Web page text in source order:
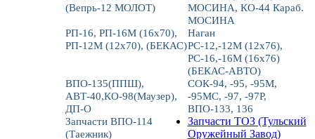
(Вепрь-12 МОЛОТ)
МОСИНА, КО-44 Караб.
МОСИНА
РП-16, РП-16М (16х70),
РП-12М (12х70), (БЕКАС)
Наган
РС-12,-12М (12х76),
РС-16,-16М (16х76)
(БЕКАС-АВТО)
ВПО-135(ППШ),
АВТ-40,КО-98(Маузер),
ДП-О
СОК-94, -95, -95М,
-95МС, -97, -97Р,
ВПО-133, 136
Запчасти ВПО-114
(Таежник)
Запчасти ТОЗ (Тульский
Оружейный Завод)